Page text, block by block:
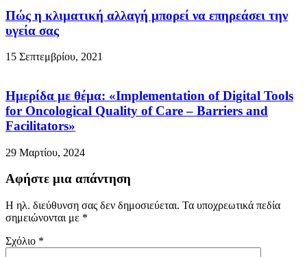
Πώς η κλιματική αλλαγή μπορεί να επηρεάσει την
υγεία σας
15 Σεπτεμβρίου, 2021
Ημερίδα με θέμα: «Implementation of Digital Tools
for Oncological Quality of Care – Barriers and
Facilitators»
29 Μαρτίου, 2024
Αφήστε μια απάντηση
Η ηλ. διεύθυνση σας δεν δημοσιεύεται. Τα υποχρεωτικά πεδία
σημειώνονται με *
Σχόλιο *